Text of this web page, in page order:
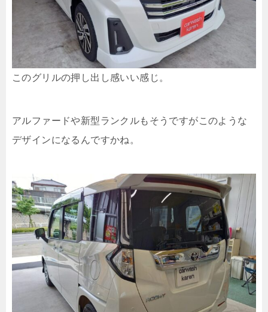
このグリルの押し出し感いい感じ。
アルファードや新型ランクルもそうですがこのような
デザインになるんですかね。